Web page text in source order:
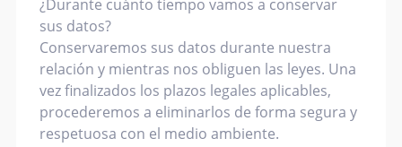
¿Durante cuánto tiempo vamos a conservar
sus datos?
Conservaremos sus datos durante nuestra
relación y mientras nos obliguen las leyes. Una
vez finalizados los plazos legales aplicables,
procederemos a eliminarlos de forma segura y
respetuosa con el medio ambiente.